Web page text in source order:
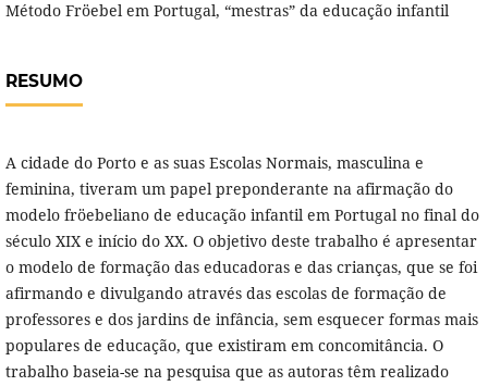
Método Fröebel em Portugal, “mestras” da educação infantil
RESUMO
A cidade do Porto e as suas Escolas Normais, masculina e
feminina, tiveram um papel preponderante na afirmação do
modelo fröebeliano de educação infantil em Portugal no final do
século XIX e início do XX. O objetivo deste trabalho é apresentar
o modelo de formação das educadoras e das crianças, que se foi
afirmando e divulgando através das escolas de formação de
professores e dos jardins de infância, sem esquecer formas mais
populares de educação, que existiram em concomitância. O
trabalho baseia-se na pesquisa que as autoras têm realizado